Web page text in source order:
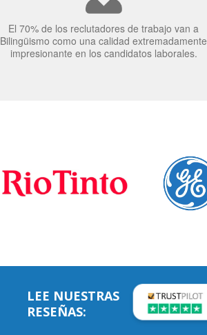
El 70% de los reclutadores de trabajo van a
Bilingüismo como una calidad extremadamente
impresionante en los candidatos laborales.
LEE NUESTRAS
RESEÑAS: